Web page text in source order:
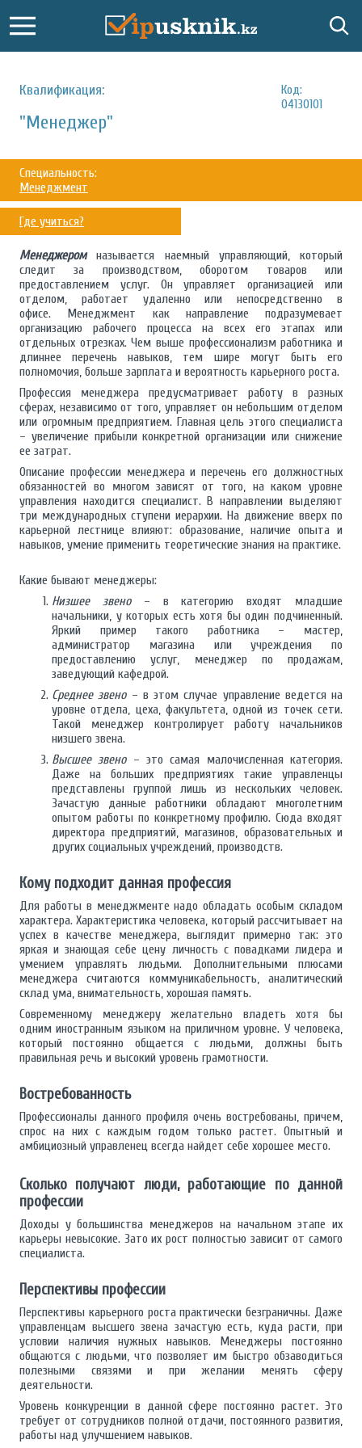
Квалификация:
Код:
04130101
"Менеджер"
Специальность:
Менеджмент
Где учиться?
Менеджеромназывается наемный управляющий, который
следит за производством, оборотом товаров или
предоставлением услуг. Он управляет организацией или
отделом, работает удаленно или непосредственно в
офисе. Менеджмент как направление подразумевает
организацию рабочего процесса на всех его этапах или
отдельных отрезках. Чем выше профессионализм работника и
длиннее перечень навыков, тем шире могут быть его
полномочия, больше зарплата и вероятность карьерного роста.
Профессия менеджера предусматривает работу в разных
сферах, независимо от того, управляет он небольшим отделом
или огромным предприятием. Главная цель этого специалиста
– увеличение прибыли конкретной организации или снижение
ее затрат.
Описание профессии менеджера и перечень его должностных
обязанностей во многом зависят от того, на каком уровне
управления находится специалист. В направлении выделяют
три международных ступени иерархии. На движение вверх по
карьерной лестнице влияют: образование, наличие опыта и
навыков, умение применить теоретические знания на практике.
Какие бывают менеджеры:
Низшее звено– в категорию входят младшие
начальники, у которых есть хотя бы один подчиненный.
Яркий пример такого работника – мастер,
администратор магазина или учреждения по
предоставлению услуг, менеджер по продажам,
заведующий кафедрой.
Среднее звено– в этом случае управление ведется на
уровне отдела, цеха, факультета, одной из точек сети.
Такой менеджер контролирует работу начальников
низшего звена.
Высшее звено– это самая малочисленная категория.
Даже на больших предприятиях такие управленцы
представлены группой лишь из нескольких человек.
Зачастую данные работники обладают многолетним
опытом работы по конкретному профилю. Сюда входят
директора предприятий, магазинов, образовательных и
других социальных учреждений, производств.
Кому подходит данная профессия
Для работы в менеджменте надо обладать особым складом
характера. Характеристика человека, который рассчитывает на
успех в качестве менеджера, выглядит примерно так: это
яркая и знающая себе цену личность с повадками лидера и
умением управлять людьми. Дополнительными плюсами
менеджера считаются коммуникабельность, аналитический
склад ума, внимательность, хорошая память.
Современному менеджеру желательно владеть хотя бы
одним иностранным языком на приличном уровне. У человека,
который постоянно общается с людьми, должны быть
правильная речь и высокий уровень грамотности.
Востребованность
Профессионалы данного профиля очень востребованы, причем,
спрос на них с каждым годом только растет. Опытный и
амбициозный управленец всегда найдет себе хорошее место.
Сколько получают люди, работающие по данной
профессии
Доходы у большинства менеджеров на начальном этапе их
карьеры невысокие. Зато их рост полностью зависит от самого
специалиста.
Перспективы профессии
Перспективы карьерного роста практически безграничны. Даже
управленцам высшего звена зачастую есть, куда расти, при
условии наличия нужных навыков. Менеджеры постоянно
общаются с людьми, что позволяет им быстро обзаводиться
полезными связями и при желании менять сферу
деятельности.
Уровень конкуренции в данной сфере постоянно растет. Это
требует от сотрудников полной отдачи, постоянного развития,
работы над улучшением навыков.